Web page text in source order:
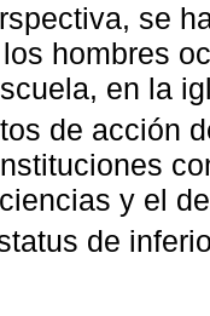
se
hombres
en la
de acción
y el
de